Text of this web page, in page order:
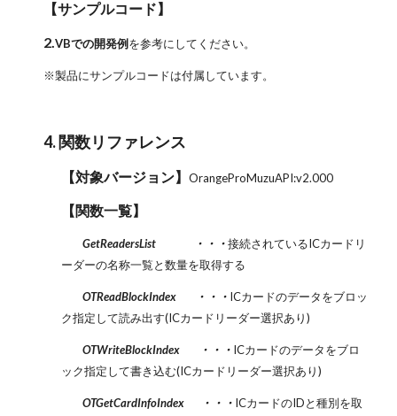
【サンプルコード】
2.VBでの開発例を参考にしてください。
※製品にサンプルコードは付属しています。
4. 関数リファレンス
【対象バージョン】OrangeProMuzuAPI:v2.000
【関数一覧】
GetReadersList ・・・接続されているICカードリ
ーダーの名称一覧と数量を取得する
OTReadBlockIndex ・・・ ICカードのデータをブロッ
ク指定して読み出す(ICカードリーダー選択あり)
OTWriteBlockIndex ・・・ ICカードのデータをブロ
ック指定して書き込む(ICカードリーダー選択あり)
OTGetCardInfoIndex ・・・ ICカードのIDと種別を取